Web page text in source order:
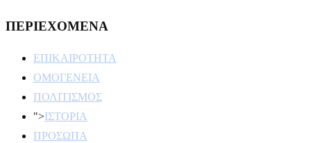
ΠΕΡΙΕΧΟΜΕΝΑ
ΕΠΙΚΑΙΡΟΤΗΤΑ
ΟΜΟΓΕΝΕΙΑ
ΠΟΛΙΤΙΣΜΟΣ
">ΙΣΤΟΡΙΑ
ΠΡΟΣΩΠΑ